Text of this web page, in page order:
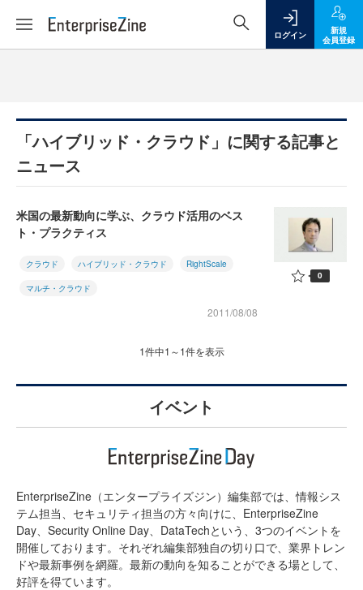
ログイン
新規
会員登録
「ハイブリッド・クラウド」に関する記事と
ニュース
米国の最新動向に学ぶ、クラウド活用のベス
ト・プラクティス
クラウド ハイブリッド・クラウド RightScale
マルチ・クラウド
2011/08/08
0
1件中1～1件を表示
イベント
EnterpriseZine（エンタープライズジン）編集部では、情報シス
テム担当、セキュリティ担当の方々向けに、EnterpriseZine
Day、Security Online Day、DataTechという、3つのイベントを
開催しております。それぞれ編集部独自の切り口で、業界トレン
ドや最新事例を網羅。最新の動向を知ることができる場として、
好評を得ています。